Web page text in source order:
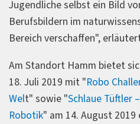
Jugendliche selbst ein Bild
Berufsbildern im
Bereich verschaffen",
Am Standort Hamm bietet
18. Juli 2019 mit "Robo
Welt" sowie "Schlaue Tüftler
Robotik" am 14. August